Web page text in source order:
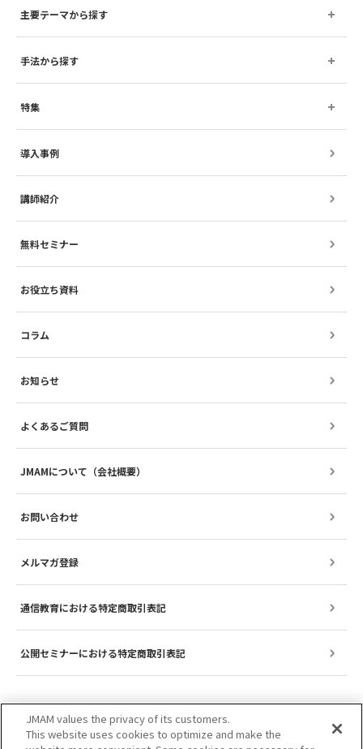
主要テーマから探す
手法から探す
特集
導入事例
講師紹介
無料セミナー
お役立ち資料
コラム
お知らせ
よくあるご質問
JMAMについて（会社概要）
お問い合わせ
メルマガ登録
通信教育における特定商取引表記
公開セミナーにおける特定商取引表記
JMAM values the privacy of its customers.
This website uses cookies to optimize and make the